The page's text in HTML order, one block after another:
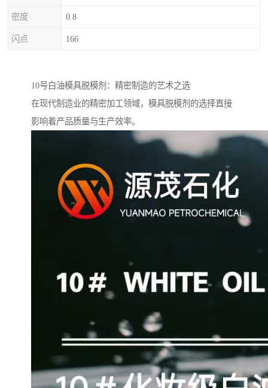
密度 0.8
闪点 166
10号白油模具脱模剂：精密制造的艺术之选
在现代制造业的精密加工领域，模具脱模剂的选择直接
影响着产品质量与生产效率。